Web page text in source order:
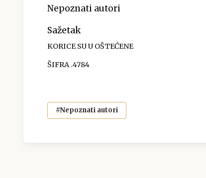
Nepoznati autori
Sažetak
KORICE SU U OŠTEĆENE
ŠIFRA .4784
#Nepoznati autori